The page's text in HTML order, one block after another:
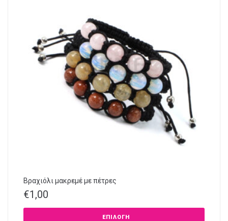
Βραχιόλι μακρεμέ με πέτρες
€1,00
ΕΠΙΛΟΓΉ